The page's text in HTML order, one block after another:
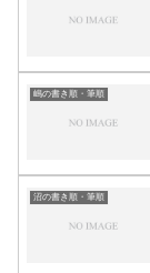
嶋の書き順・筆順
沼の書き順・筆順